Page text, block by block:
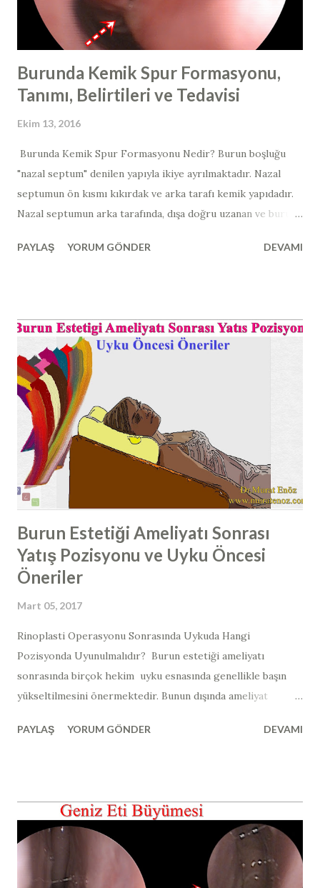
Burunda Kemik Spur Formasyonu,
Tanımı, Belirtileri ve Tedavisi
Ekim 13, 2016
Burunda Kemik Spur Formasyonu Nedir? Burun boşluğu
"nazal septum" denilen yapıyla ikiye ayrılmaktadır. Nazal
septumun ön kısmı kıkırdak ve arka tarafı kemik yapıdadır. ​​ ​​ ​
Nazal septumun arka tarafında, dışa doğru uzanan ve burun
spur formasyonu" ismi verilmektedir. Auynı anlamda olan
yapılarda, sadede burun hava yolunda daralma ortaya
çıkmaz; beraberinde bu dikensi çıkıntıların burun etleri ile
teması sonucunda migren ve gerilim ağrıları ile karışabilen
baş ağrıları ortaya çıkabilmektedir. Kemik Spur Formasyonu
Tanısı Nasıl Konulur? Kemik spur tanısı, burun içi
endoskopik muayene ile ya da çekilen paranazal sinus
tomografilerinde kemik spur formasyonunun görülmesi ile
konulabilir. Çoğunlukla, spur burun boşlu...
PAYLAŞ YORUM GÖNDER DEVAMI
Burun Estetiği Ameliyatı Sonrası
Yatış Pozisyonu ve Uyku Öncesi
Öneriler
Mart 05, 2017
​​Rinoplasti Operasyonu Sonrasında Uykuda Hangi
Pozisyonda Uyunulmalıdır? ​​ Burun estetiği ameliyatı
sonrasında birçok hekim uyku esnasında genellikle başın
yükseltilmesini önermektedir. Bunun dışında ameliyat
satılmaktadır (yurtdışında satılan açılı uyku yastığı örneği >>
yani yaklaşık olarak 30 ile 45 derece arası ve sırt üstü olacak
şekilde açılı pozisyonda yatıldığında kafa, kalp hizasına göre
daha yukarıda kalmaktadır. Bu şekilde Kafadaki kan basıncı
vücudun diğer bölümlerine göre daha düşük hale gelir ve
PAYLAŞ YORUM GÖNDER DEVAMI